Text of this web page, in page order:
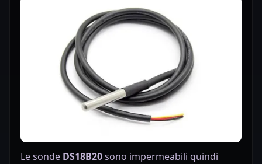
Le sonde DS18B20sono impermeabili quindi